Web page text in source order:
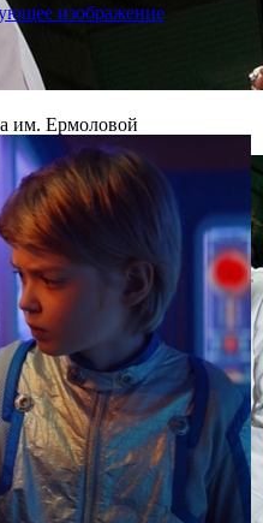
им. Ермоловой
изображение